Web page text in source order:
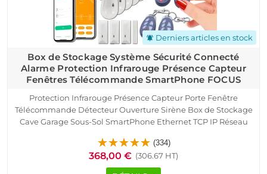
notifications_active Derniers articles en stock
Box de Stockage Système Sécurité Connecté
Alarme Protection Infrarouge Présence Capteur
Fenêtres Télécommande SmartPhone FOCUS
Protection Infrarouge Présence Capteur Porte Fenêtre
Télécommande Détecteur Ouverture Sirène Box de Stockage
Cave Garage Sous-Sol SmartPhone Ethernet TCP IP Réseau
Pyroélectrique Contrôle Accès RFID
(334)
368,00 € (306.67 HT)